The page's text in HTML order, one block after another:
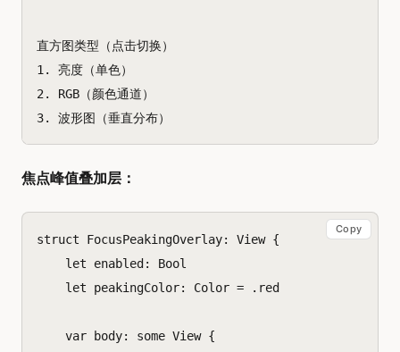
直方图类型（点击切换）
1. 亮度（单色）
2. RGB（颜色通道）
焦点峰值叠加层：
struct FocusPeakingOverlay: View {
let
enabled :
Bool
let
peakingColor: Color = . red
var body: some View {
Copy